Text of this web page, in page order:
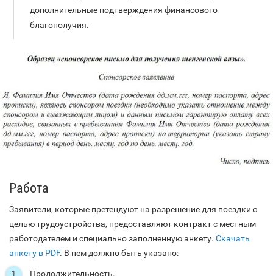
дополнительные подтверждения финансового
благополучия.
Работа
Заявители, которые претендуют на разрешение для поездки с
целью трудоустройства, предоставляют контракт с местным
работодателем и специально заполненную анкету. Скачать
анкету в PDF. В нем должно быть указано:
Продолжительность.